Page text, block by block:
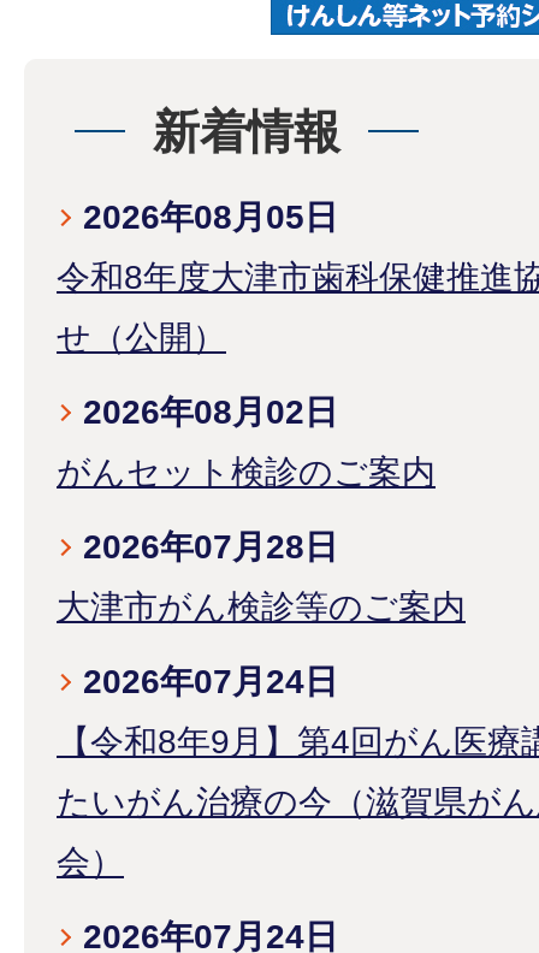
新着情報
2026年08月05日
令和8年度大津市歯科保健推進
せ（公開）
2026年08月02日
がんセット検診のご案内
2026年07月28日
大津市がん検診等のご案内
2026年07月24日
【令和8年9月】第4回がん医
たいがん治療の今（滋賀県が
会）
2026年07月24日